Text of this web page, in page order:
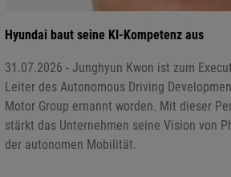
Hyundai baut seine KI-Kompetenz aus
31.07.2026 - Junghyun Kwon ist zum
Leiter des Autonomous Driving
Motor Group ernannt worden. Mit dieser
stärkt das Unternehmen seine Vision von
der autonomen Mobilität.